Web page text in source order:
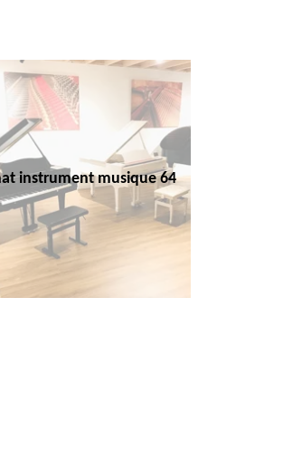
instrument musique 64